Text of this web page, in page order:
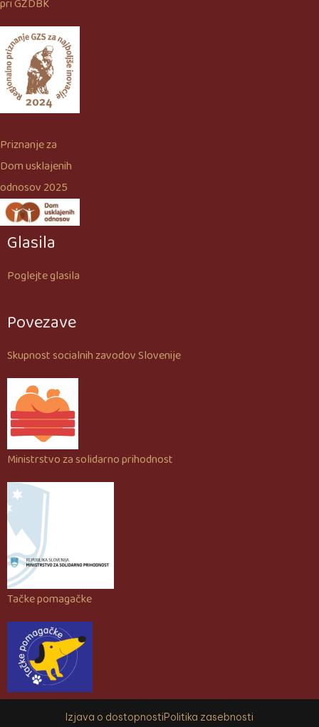
pri GZDBK
Priznanje za
Dom usklajenih
odnosov 2025
Glasila
Poglejte glasila
Povezave
Skupnost socialnih zavodov Slovenije
Ministrstvo za solidarno prihodnost
Tačke pomagačke
Izjava o dostopnostiPolitika zasebnosti